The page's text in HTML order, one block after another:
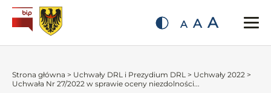
A A A
Strona główna > Uchwały DRL i Prezydium DRL > Uchwały 2022 >
Uchwała Nr 27/2022 w sprawie oceny niezdolności...